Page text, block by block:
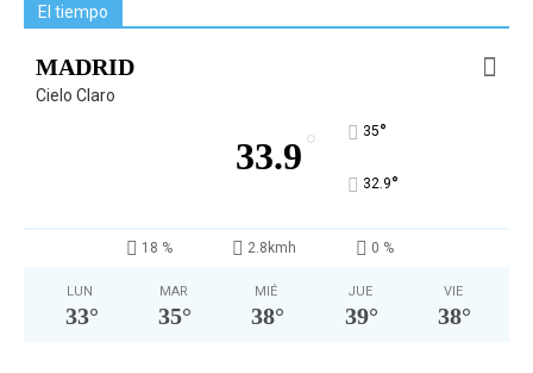
El tiempo
MADRID
Cielo Claro
33.9 ° 35°
32.9°
18 % 2.8kmh 0 %
LUN
33°
MAR
35°
MIÉ
38°
JUE
39°
VIE
38°